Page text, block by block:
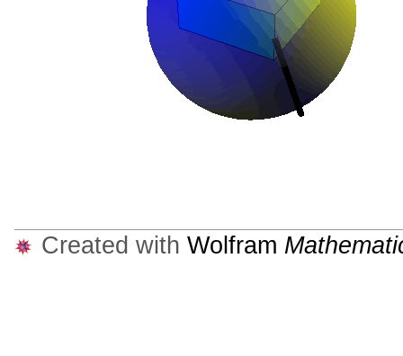
Created with Wolfram